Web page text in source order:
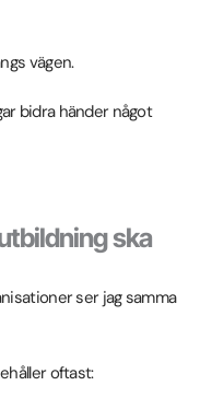
vägen.
bidra händer något
ska
ser jag samma
oftast: